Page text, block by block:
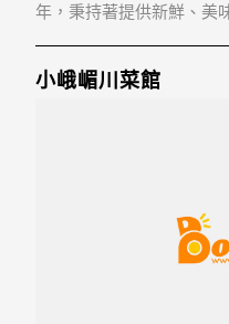
年，秉持著提供新鮮、美
小峨嵋川菜館